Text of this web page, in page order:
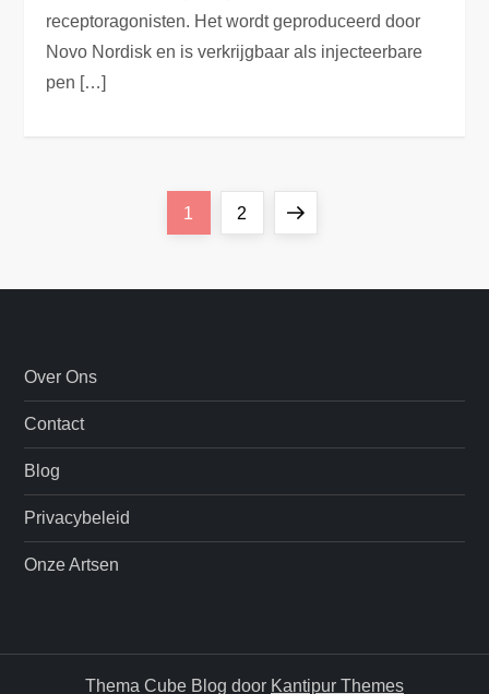
receptoragonisten. Het wordt geproduceerd door
Novo Nordisk en is verkrijgbaar als injecteerbare
pen […]
i
c
h
t
e
Pagina
1 Pagina
2 Volgende
Over Ons
Contact
Blog
Privacybeleid
Onze Artsen
Thema Cube Blog door Kantipur Themes